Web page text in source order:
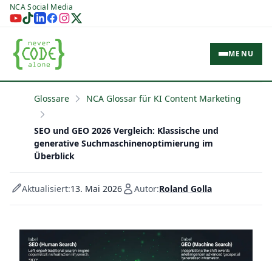
NCA Social Media
MENU
Glossare NCA Glossar für KI Content Marketing
SEO und GEO 2026 Vergleich: Klassische und
generative Suchmaschinenoptimierung im
Überblick
Aktualisiert:13. Mai 2026 Autor:Roland Golla